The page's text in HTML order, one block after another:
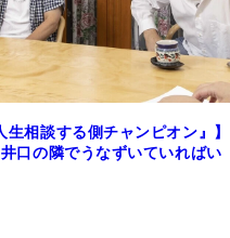
生相談する側チャンピオン』】
の隣でうなずいていればい